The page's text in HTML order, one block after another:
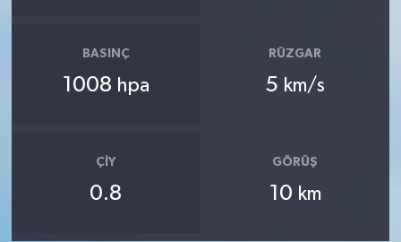
BASINÇ
1008 hpa
RÜZGAR
5 km/s
ÇIY
0.8
GÖRÜŞ
10 km